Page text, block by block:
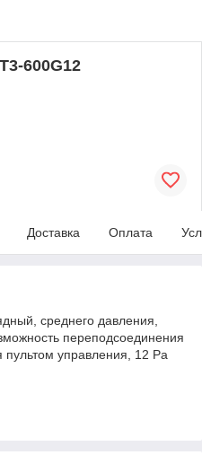
600G12
Доставка Оплата
среднего давления,
переподсоединения
пультом управления, 12 Pa